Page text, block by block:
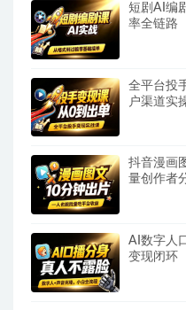
短剧AI编
率全链路
全平台投
户渠道实
抖音漫画
量创作者
AI数字人
变现闭环